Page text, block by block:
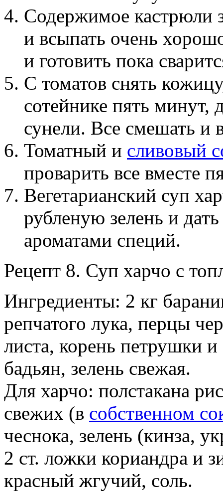
Содержимое кастрюли
и всыпать очень
и готовить пока
С томатов снять
сотейнике пять минут,
сунели. Все смешать и
Томатный и сливовый
проварить все вместе
Вегетарианский суп
рубленую зелень и
ароматами специй.
Рецепт 8. Суп харчо с
Ингредиенты: 2 кг
репчатого лука, перцы
листа, корень петрушки
бадьян, зелень свежая.
Для харчо: полстакана
свежих (в собственном
чеснока, зелень (кинза,
2 ст. ложки кориандра и
красный жгучий, соль.